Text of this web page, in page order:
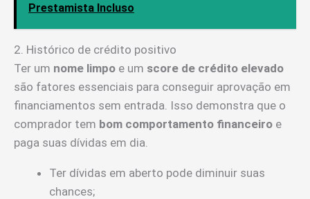
Prestamista Incluso
2. Histórico de crédito positivo
Ter um nome limpo e um score de crédito elevado
são fatores essenciais para conseguir aprovação em
financiamentos sem entrada. Isso demonstra que o
comprador tem bom comportamento financeiro e
paga suas dívidas em dia.
Ter dívidas em aberto pode diminuir suas
chances;